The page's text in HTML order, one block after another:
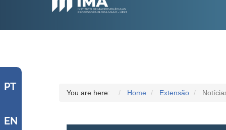
PT
EN
You are here: Home Extensão